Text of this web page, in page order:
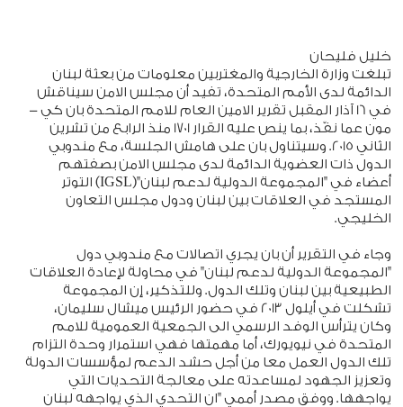
خليل فليحان
تبلغت وزارة الخارجية والمغتربين معلومات من بعثة لبنان
الدائمة لدى الأمم المتحدة، تفيد أن مجلس الامن سيناقش
في 16 آذار المقبل تقرير الامين العام للامم المتحدة بان كي -
مون عما نفّذ، بما ينص عليه القرار 1701 منذ الرابع من تشرين
الثاني 2015. وسيتناول بان على هامش الجلسة، مع مندوبي
الدول ذات العضوية الدائمة لدى مجلس الامن بصفتهم
أعضاء في "المجموعة الدولية لدعم لبنان"(IGSL) التوتر
المستجد في العلاقات بين لبنان ودول مجلس التعاون
الخليجي.
وجاء في التقرير أن بان يجري اتصالات مع مندوبي دول
"المجموعة الدولية لدعم لبنان" في محاولة لإعادة العلاقات
الطبيعية بين لبنان وتلك الدول. وللتذكير، إن المجموعة
تشكلت في أيلول 2013 في حضور الرئيس ميشال سليمان،
وكان يترأس الوفد الرسمي الى الجمعية العمومية للامم
المتحدة في نيويورك، أما مهمتها فهي استمرار وحدة التزام
تلك الدول العمل معا من أجل حشد الدعم لمؤسسات الدولة
وتعزيز الجهود لمساعدته على معالجة التحديات التي
يواجهها. ووفق مصدر أممي "ان التحدي الذي يواجهه لبنان